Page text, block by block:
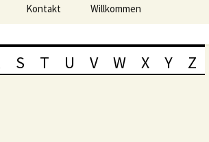
Kontakt Willkommen
S T U V W X Y Z